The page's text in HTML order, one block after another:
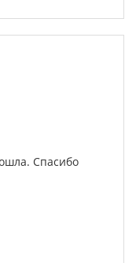
Спасибо